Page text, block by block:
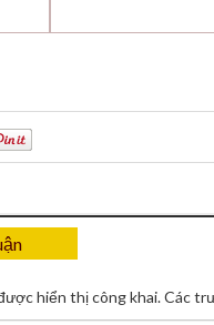
hiển thị công khai.Các